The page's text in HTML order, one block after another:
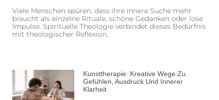
Viele Menschen spüren, dass ihre innere Suche mehr
braucht als einzelne Rituale, schöne Gedanken oder lose
Impulse. Spirituelle Theologie verbindet dieses Bedürfnis
mit theologischer Reflexion,
Kunsttherapie: Kreative Wege Zu
Gefühlen, Ausdruck Und Innerer
Klarheit